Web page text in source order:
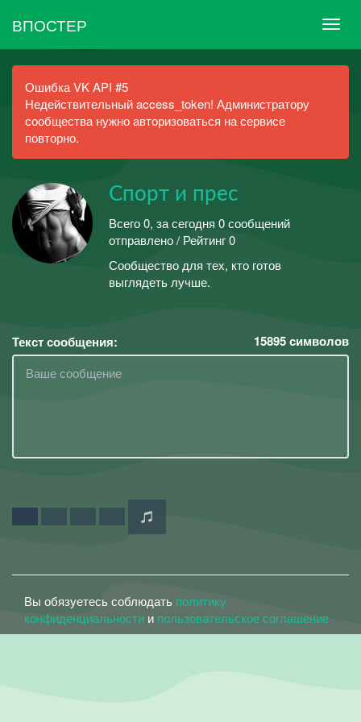
ВПОСТЕР
Ошибка VK API #5
Недействительный access_token! Администратору
сообщества нужно авторизоваться на сервисе
повторно.
Спорт и прес
Всего 0, за сегодня 0 сообщений
отправлено / Рейтинг 0
Сообщество для тех, кто готов
выглядеть лучше.
Текст сообщения: 15895символов
Вы обязуетесь соблюдать политику
конфиденциальности и пользовательское соглашение